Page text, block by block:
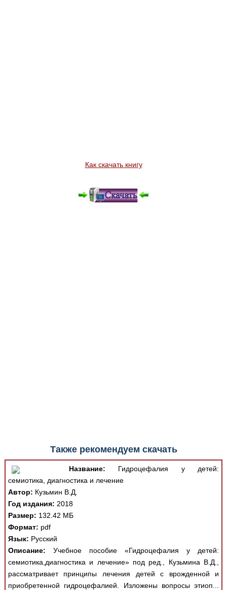
Как скачать книгу
Также рекомендуем скачать
Название: Гидроцефалия у детей:
семиотика, диагностика и лечение
Автор: Кузьмин В.Д.
Год издания: 2018
Размер: 132.42 МБ
Формат: pdf
Язык: Русский
Описание: Учебное пособие «Гидроцефалия у детей:
семиотика,диагностика и лечение» под ред., Кузьмина В.Д.,
рассматривает принципы лечения детей с врожденной и
приобретенной гидроцефалией. Изложены вопросы этиоп...